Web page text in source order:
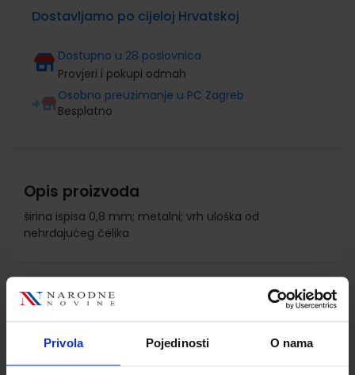
Privola Pojedinosti O nama
Dostavljamo po cijeloj Hrvatskoj
Dostupno u 28 poslovnica
Provjeri i pokupi odmah
Osobno preuzimanje u PC Zagreb
Besplatno
Opis proizvoda
širina ispisa 0,8 mm; metalni; vrh uloška od
nehrđajućeg čelika
Detalji proizvoda